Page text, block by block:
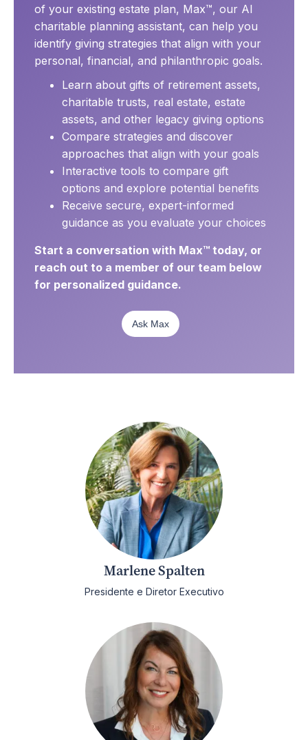
of your existing estate plan, Max™, our AI
charitable planning assistant, can help you
identify giving strategies that align with your
personal, financial, and philanthropic goals.
Learn about gifts of retirement assets,
charitable trusts, real estate, estate
assets, and other legacy giving options
Compare strategies and discover
approaches that align with your goals
Interactive tools to compare gift
options and explore potential benefits
Receive secure, expert-informed
guidance as you evaluate your choices
Start a conversation with Max™ today, or
reach out to a member of our team below
for personalized guidance.
Ask Max
Marlene Spalten
Presidente e Diretor Executivo